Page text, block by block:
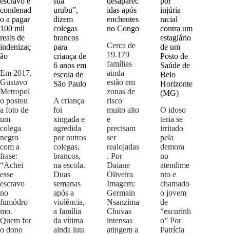
condenad
o a pagar
100 mil
reais de
indenizaç
ão
Em 2017,
Gustavo
Metropol
o postou
a foto de
um
colega
negro
com a
frase:
“Achei
esse
escravo
no
fumódro
mo.
Quem for
o dono
urubu”,
dizem
colegas
brancos
para
criança de
6 anos em
escola de
São Paulo
A criança
foi
xingada e
agredida
por outros
colegas,
brancos,
na escola.
Duas
semanas
após a
violência,
a família
da vítima
ainda luta
idas após
enchentes
no Congo
Cerca de
19.179
famílias
ainda
estão em
zonas de
risco
muito alto
e
precisam
ser
realojadas
. Por
Daiane
Oliveira
Imagem:
Germain
Nsanzima
Chuvas
intensas
atingem a
injúria
racial
contra um
estagiário
de um
Posto de
Saúde de
Belo
Horizonte
(MG)
O idoso
teria se
irritado
pela
demora
no
atendime
nto e
chamado
o jovem
de
“escurinh
o” Por
Patrícia